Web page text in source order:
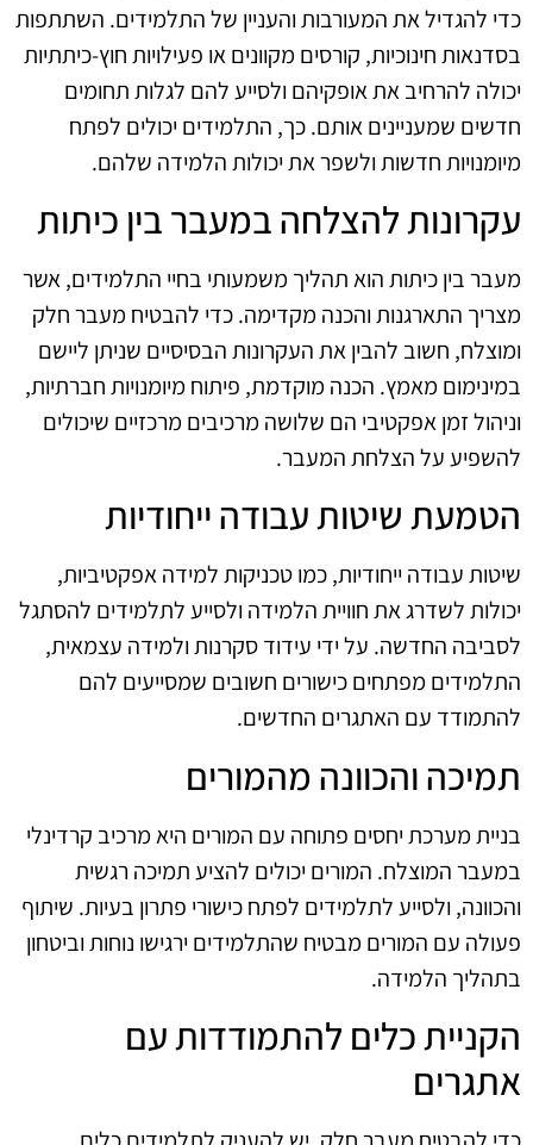
כדי להגדיל את המעורבות והעניין של התלמידים. השתתפות
בסדנאות חינוכיות, קורסים מקוונים או פעילויות חוץ-כיתתיות
יכולה להרחיב את אופקיהם ולסייע להם לגלות תחומים
חדשים שמעניינים אותם. כך, התלמידים יכולים לפתח
מיומנויות חדשות ולשפר את יכולות הלמידה שלהם.
עקרונות להצלחה במעבר בין כיתות
מעבר בין כיתות הוא תהליך משמעותי בחיי התלמידים, אשר
מצריך התארגנות והכנה מקדימה. כדי להבטיח מעבר חלק
ומוצלח, חשוב להבין את העקרונות הבסיסיים שניתן ליישם
במינימום מאמץ. הכנה מוקדמת, פיתוח מיומנויות חברתיות,
וניהול זמן אפקטיבי הם שלושה מרכיבים מרכזיים שיכולים
להשפיע על הצלחת המעבר.
הטמעת שיטות עבודה ייחודיות
שיטות עבודה ייחודיות, כמו טכניקות למידה אפקטיביות,
יכולות לשדרג את חוויית הלמידה ולסייע לתלמידים להסתגל
לסביבה החדשה. על ידי עידוד סקרנות ולמידה עצמאית,
התלמידים מפתחים כישורים חשובים שמסייעים להם
להתמודד עם האתגרים החדשים.
תמיכה והכוונה מהמורים
בניית מערכת יחסים פתוחה עם המורים היא מרכיב קרדינלי
במעבר המוצלח. המורים יכולים להציע תמיכה רגשית
והכוונה, ולסייע לתלמידים לפתח כישורי פתרון בעיות. שיתוף
פעולה עם המורים מבטיח שהתלמידים ירגישו נוחות וביטחון
בתהליך הלמידה.
הקניית כלים להתמודדות עם
אתגרים